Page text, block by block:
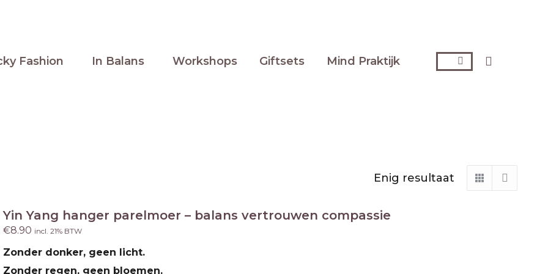
Fashion In Balans Workshops Giftsets Mind Praktijk Zoeken:
Enig resultaat
Yin Yang hanger parelmoer – balans vertrouwen compassie
€8.90 incl. 21% BTW
Zonder donker, geen licht.
Zonder regen, geen bloemen.